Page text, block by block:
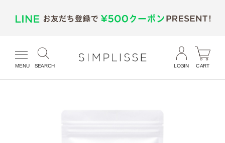
MENU SEARCH LOGIN CART